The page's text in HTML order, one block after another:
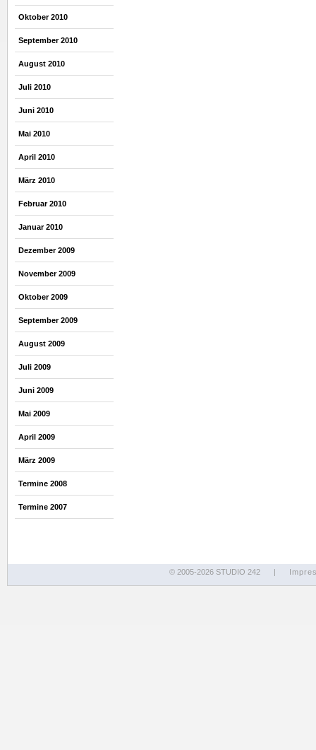
Oktober 2010
September 2010
August 2010
Juli 2010
Juni 2010
Mai 2010
April 2010
März 2010
Februar 2010
Januar 2010
Dezember 2009
November 2009
Oktober 2009
September 2009
August 2009
Juli 2009
Juni 2009
Mai 2009
April 2009
März 2009
Termine 2008
Termine 2007
© 2005-2026 STUDIO 242 |